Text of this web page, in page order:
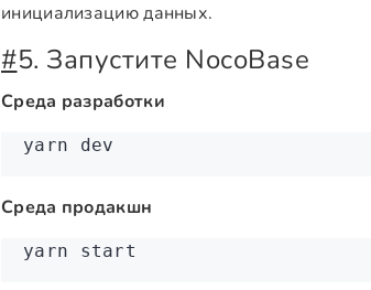
инициализацию данных.
#5. Запустите NocoBase
Среда разработки
yarn dev
Среда продакшн
yarn start